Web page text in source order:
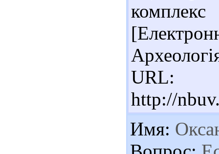
URL:
http://
Имя: